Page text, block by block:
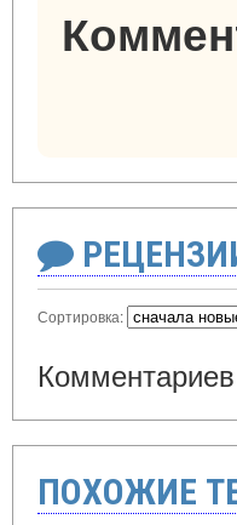
Сортировка:
ПОХОЖИЕ